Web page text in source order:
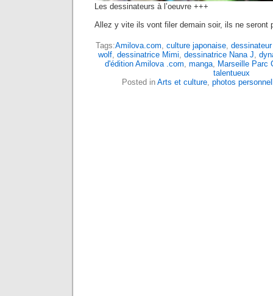
Les dessinateurs à l’oeuvre +++
Allez y vite ils vont filer demain soir, ils ne seront
Tags:Amilova.com, culture japonaise,
wolf, dessinatrice Mimi, dessinatrice Nana J,
d'édition Amilova .com, manga, Marseille Parc
talentueux
Posted in Arts et culture, photos